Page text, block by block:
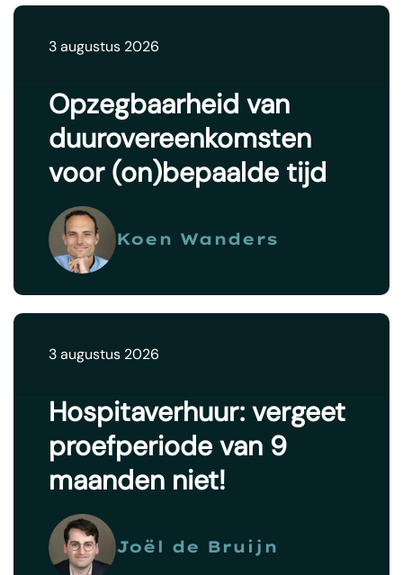
3 augustus 2026
Opzegbaarheid van
duurovereenkomsten
voor (on)bepaalde tijd
Koen Wanders
3 augustus 2026
Hospitaverhuur: vergeet
proefperiode van 9
maanden niet!
Joël de Bruijn